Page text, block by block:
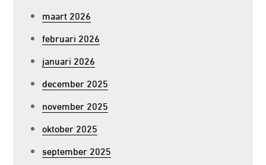
maart 2026
februari 2026
januari 2026
december 2025
november 2025
oktober 2025
september 2025